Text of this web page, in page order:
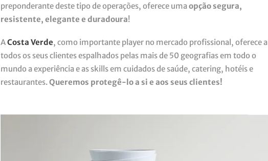
preponderante deste tipo de operações, oferece umaopção segura,
resistente, elegante e duradoura!
ACosta Verde, como importante player no mercado profissional, oferece a
todos os seus clientes espalhados pelas mais de 50 geografias em todo o
mundo a experiência e as skills em cuidados de saúde, catering, hotéis e
restaurantes.Queremos protegê-lo a si e aos seus clientes!